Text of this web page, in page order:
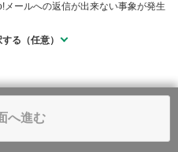
ールへの返信が出来ない事象が発生
る（任意）
へ進む